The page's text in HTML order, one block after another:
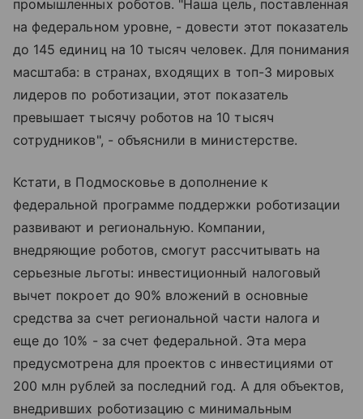
промышленных роботов. "Наша цель, поставленная
на федеральном уровне, - довести этот показатель
до 145 единиц на 10 тысяч человек. Для понимания
масштаба: в странах, входящих в топ-3 мировых
лидеров по роботизации, этот показатель
превышает тысячу роботов на 10 тысяч
сотрудников", - объяснили в министерстве.
Кстати, в Подмосковье в дополнение к
федеральной программе поддержки роботизации
развивают и региональную. Компании,
внедряющие роботов, смогут рассчитывать на
серьезные льготы: инвестиционный налоговый
вычет покроет до 90% вложений в основные
средства за счет региональной части налога и
еще до 10% - за счет федеральной. Эта мера
предусмотрена для проектов с инвестициями от
200 млн рублей за последний год. А для объектов,
внедривших роботизацию с минимальным